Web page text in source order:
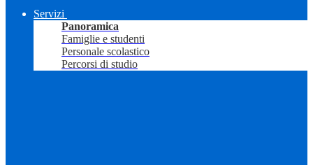
Servizi
Panoramica
Famiglie e studenti
Personale scolastico
Percorsi di studio